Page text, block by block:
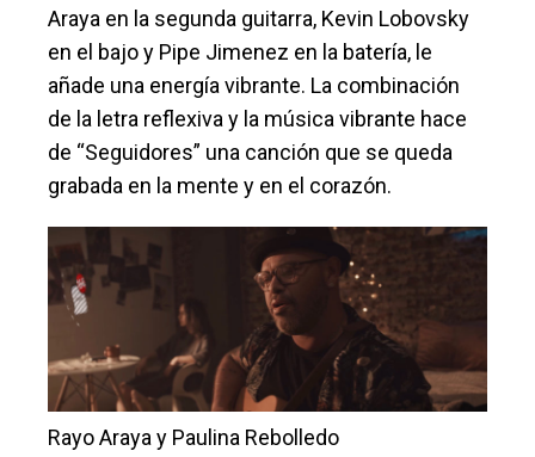
Araya en la segunda guitarra, Kevin Lobovsky
en el bajo y Pipe Jimenez en la batería, le
añade una energía vibrante. La combinación
de la letra reflexiva y la música vibrante hace
de “Seguidores” una canción que se queda
grabada en la mente y en el corazón.
Rayo Araya y Paulina Rebolledo